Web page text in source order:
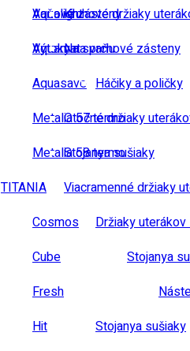
Vaňové zásteny
Výtoky na vaňu
Aqualight
Aquamat
Aquasave
Metalia 57 termo
Metalia 58 termo
TITANIA
Cosmos
Cube
Fresh
Hit
Kruhové držiaky
Na sprchové zásteny
Háčiky a poličky
Otočné držiaky
Stojanya sušiaky
Viacramenné držiaky
Držiaky
Stojanya
Stojanya sušiaky